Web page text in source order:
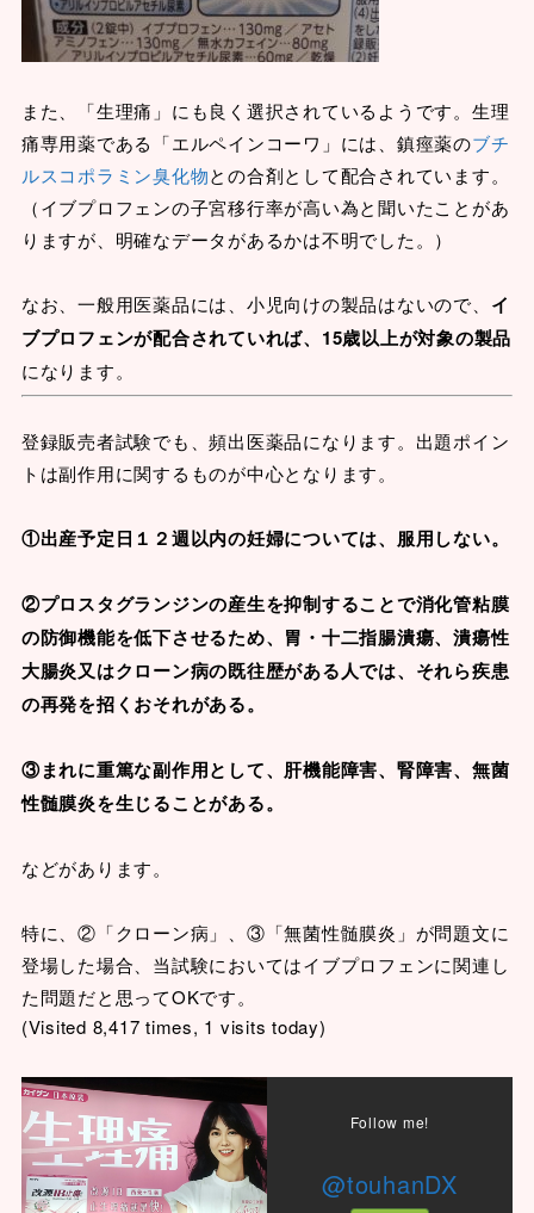
また、「生理痛」にも良く選択されているようです。生理
痛専用薬である「エルペインコーワ」には、鎮痙薬のブチ
ルスコポラミン臭化物との合剤として配合されています。
（イブプロフェンの子宮移行率が高い為と聞いたことがあ
りますが、明確なデータがあるかは不明でした。）
なお、一般用医薬品には、小児向けの製品はないので、 イ
ブプロフェンが配合されていれば、15歳以上が対象の製品
になります。
登録販売者試験でも、頻出医薬品になります。出題ポイン
トは副作用に関するものが中心となります。
①出産予定日１２週以内の妊婦については、服用しない。
②プロスタグランジンの産生を抑制することで消化管粘膜
の防御機能を低下させるため、胃・十二指腸潰瘍、潰瘍性
大腸炎又はクローン病の既往歴がある人では、それら疾患
の再発を招くおそれがある。
③まれに重篤な副作用として、肝機能障害、腎障害、無菌
性髄膜炎を生じることがある。
などがあります。
特に、②「クローン病」、③「無菌性髄膜炎」が問題文に
登場した場合、当試験においてはイブプロフェンに関連し
た問題だと思ってOKです。
(Visited 8,417 times, 1 visits today)
Follow me!
@touhanDX